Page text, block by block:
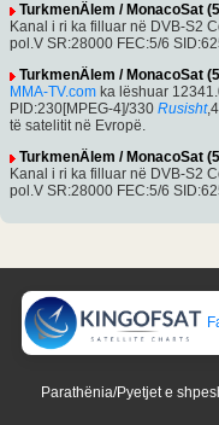
TurkmenÄlem / MonacoSat
Kanal i ri ka filluar në DVB-S2
pol.V SR:28000 FEC:5/6
TurkmenÄlem / MonacoSat
MMA-TV.com ka lëshuar
PID:230[MPEG-4]/330 Rusisht
të satelitit në Evropë.
TurkmenÄlem / MonacoSat
Kanal i ri ka filluar në DVB-S2
pol.V SR:28000 FEC:5/6
Parathënia/Pyetjet e